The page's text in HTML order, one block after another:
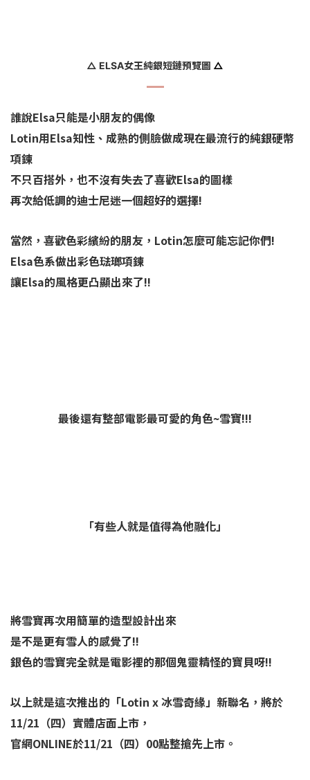
△ ELSA女王純銀短鏈預覽圖 △
誰說Elsa只能是小朋友的偶像
Lotin用Elsa知性、成熟的側臉做成現在最流行的純銀硬幣
項鍊
不只百搭外，也不沒有失去了喜歡Elsa的圖樣
再次給低調的迪士尼迷一個超好的選擇!
當然，喜歡色彩繽紛的朋友，Lotin怎麼可能忘記你們!
Elsa色系做出彩色琺瑯項鍊
讓Elsa的風格更凸顯出來了!!
最後還有整部電影最可愛的角色~雪寶!!!
「有些人就是值得為他融化」
將雪寶再次用簡單的造型設計出來
是不是更有雪人的感覺了!!
銀色的雪寶完全就是電影裡的那個鬼靈精怪的寶貝呀!!
以上就是這次推出的「Lotin x 冰雪奇緣」新聯名，將於
11/21（四）實體店面上市，
官網ONLINE於11/21（四）00點整搶先上市。